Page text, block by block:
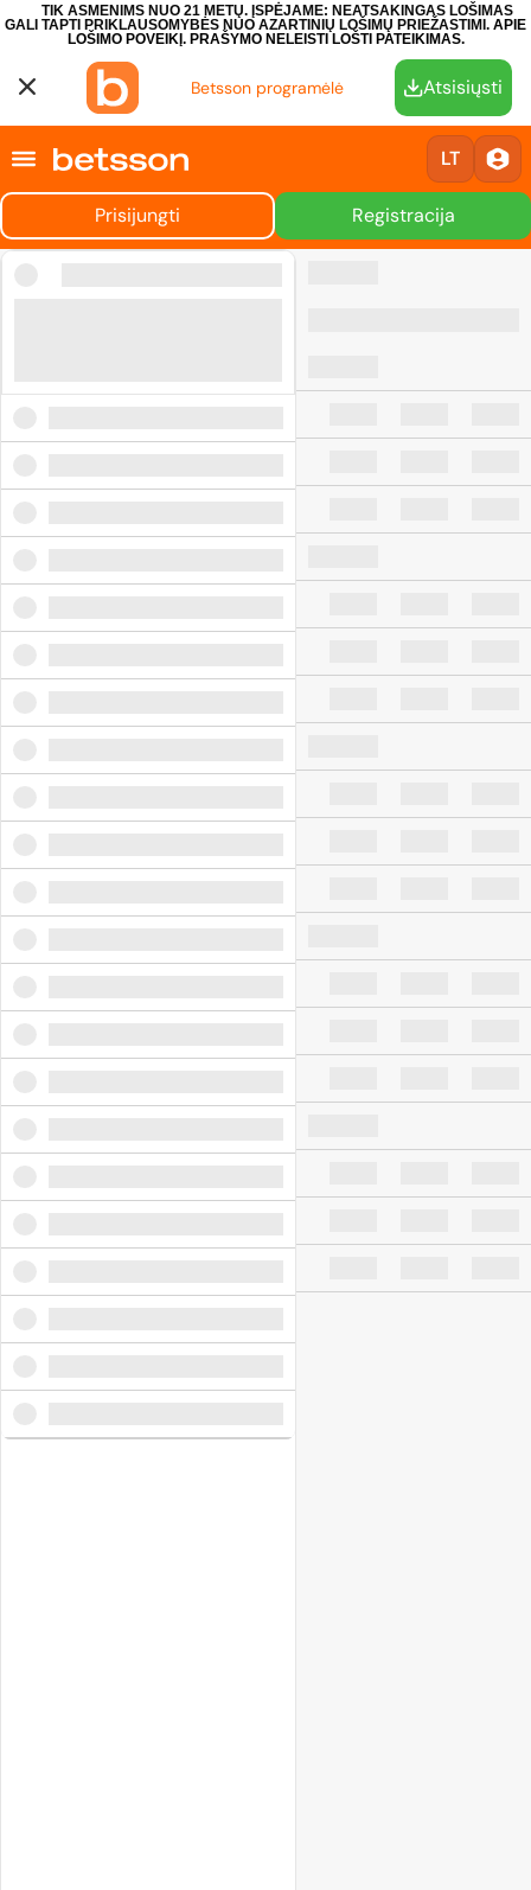
TIK ASMENIMS NUO 21 METŲ. ĮSPĖJAME: NEATSAKINGAS LOŠIMAS
GALI TAPTI PRIKLAUSOMYBĖS NUO AZARTINIŲ LOŠIMŲ PRIEŽASTIMI. APIE
LOŠIMO POVEIKĮ. PRAŠYMO NELEISTI LOŠTI PATEIKIMAS.
Betsson programėlė Atsisiųsti
LT
Prisijungti Registracija